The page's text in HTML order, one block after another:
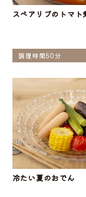
スペアリブのトマト
調理時間50分
冷たい夏のおでん